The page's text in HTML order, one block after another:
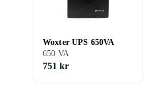
Woxter UPS 650VA
650 VA
751 kr